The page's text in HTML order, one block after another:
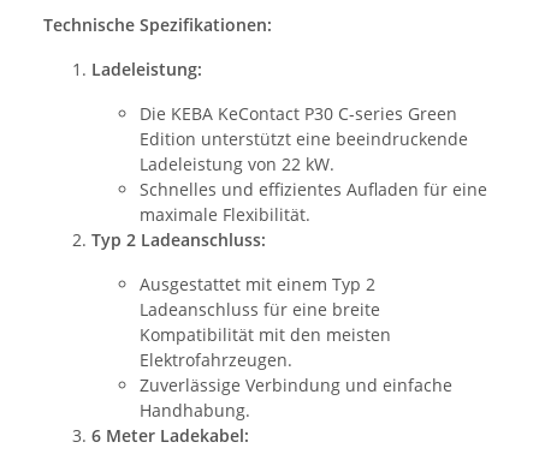
Technische Spezifikationen:
Ladeleistung:
Die KEBA KeContact P30 C-series Green
Edition unterstützt eine beeindruckende
Ladeleistung von 22 kW.
Schnelles und effizientes Aufladen für eine
maximale Flexibilität.
Typ 2 Ladeanschluss:
Ausgestattet mit einem Typ 2
Ladeanschluss für eine breite
Kompatibilität mit den meisten
Elektrofahrzeugen.
Zuverlässige Verbindung und einfache
Handhabung.
6 Meter Ladekabel: